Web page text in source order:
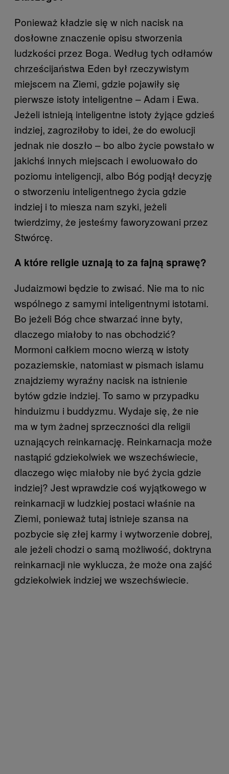
Ponieważ kładzie się w nich nacisk na
dosłowne znaczenie opisu stworzenia
ludzkości przez Boga. Według tych odłamów
chrześcijaństwa Eden był rzeczywistym
miejscem na Ziemi, gdzie pojawiły się
pierwsze istoty inteligentne – Adam i Ewa.
Jeżeli istnieją inteligentne istoty żyjące gdzieś
indziej, zagroziłoby to idei, że do ewolucji
jednak nie doszło – bo albo życie powstało w
jakichś innych miejscach i ewoluowało do
poziomu inteligencji, albo Bóg podjął decyzję
o stworzeniu inteligentnego życia gdzie
indziej i to miesza nam szyki, jeżeli
twierdzimy, że jesteśmy faworyzowani przez
Stwórcę.
A które religie uznają to za fajną sprawę?
Judaizmowi będzie to zwisać. Nie ma to nic
wspólnego z samymi inteligentnymi istotami.
Bo jeżeli Bóg chce stwarzać inne byty,
dlaczego miałoby to nas obchodzić?
Mormoni całkiem mocno wierzą w istoty
pozaziemskie, natomiast w pismach islamu
znajdziemy wyraźny nacisk na istnienie
bytów gdzie indziej. To samo w przypadku
hinduizmu i buddyzmu. Wydaje się, że nie
ma w tym żadnej sprzeczności dla religii
uznających reinkarnację. Reinkarnacja może
nastąpić gdziekolwiek we wszechświecie,
dlaczego więc miałoby nie być życia gdzie
indziej? Jest wprawdzie coś wyjątkowego w
reinkarnacji w ludzkiej postaci właśnie na
Ziemi, ponieważ tutaj istnieje szansa na
pozbycie się złej karmy i wytworzenie dobrej,
ale jeżeli chodzi o samą możliwość, doktryna
reinkarnacji nie wyklucza, że może ona zajść
gdziekolwiek indziej we wszechświecie.